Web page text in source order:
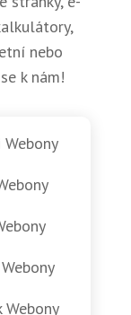
nebo
k nám!